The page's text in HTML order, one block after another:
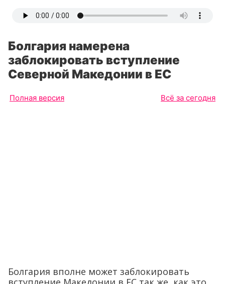
Болгария намерена
заблокировать вступление
Северной Македонии в ЕС
Полная версия Всё за сегодня
Болгария вполне может заблокировать